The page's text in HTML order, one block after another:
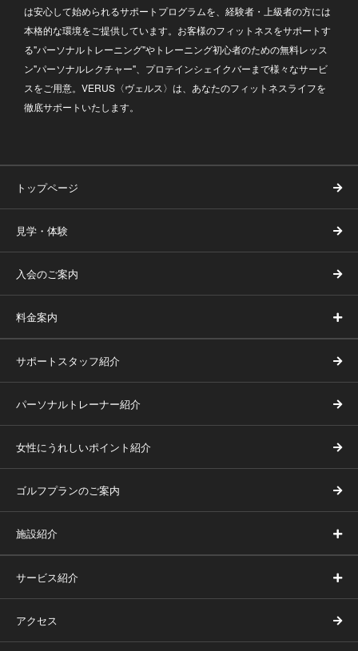
は安心して始められるサポートプログラムを、経験者・上級者の方には
本格的な環境をご提供しています。お客様のフィットネスをサポートす
る"パーソナルトレーニング"やトレーニング初心者のための無料レッス
ン"パーソナルレクチャー"、プロテインシェイクバーまで様々なサービ
スをご用意。VERUS〈ヴェルス〉は、あなたのフィットネスライフを
徹底サポートいたします。
トップページ
見学・体験
入会のご案内
料金案内
サポートスタッフ紹介
パーソナルトレーナー紹介
女性にうれしいポイント紹介
ゴルフプランのご案内
施設紹介
サービス紹介
アクセス